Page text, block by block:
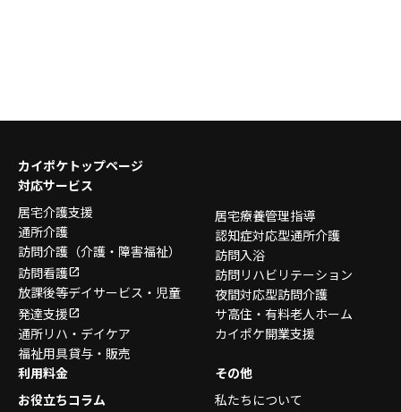
カイポケトップページ
対応サービス
居宅介護支援
通所介護
訪問介護 （介護・障害福祉）
訪問看護
放課後等デイサービス・ 児童
発達支援
通所リハ・デイケア
福祉用具貸与・販売
居宅療養管理指導
認知症対応型通所介護
訪問入浴
訪問リハビリテーション
夜間対応型訪問介護
サ高住・有料老人ホーム
カイポケ開業支援
利用料金
お役立ちコラム
その他
私たちについて